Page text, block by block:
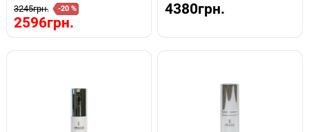
3245грн. -20 %
2596грн.
4380грн.